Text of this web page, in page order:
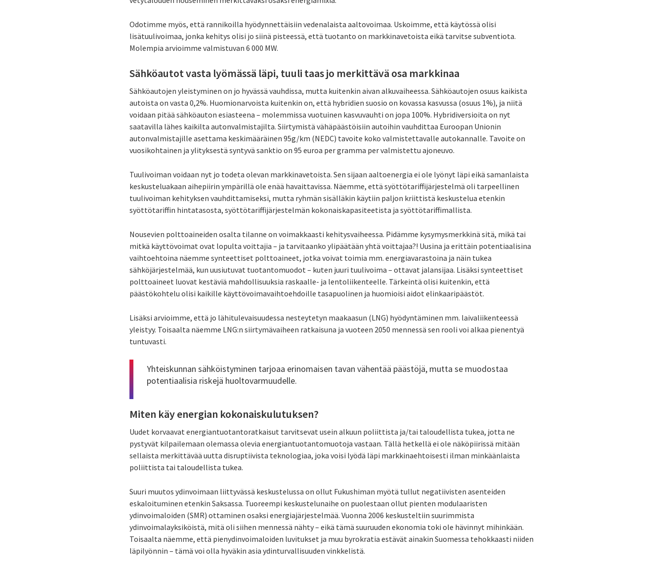
Odotimme myös, että rannikoilla hyödynnettäisiin vedenalaista aaltovoimaa. Uskoimme, että käytössä olisi
lisätuulivoimaa, jonka kehitys olisi jo siinä pisteessä, että tuotanto on markkinavetoista eikä tarvitse subventiota.
Molempia arvioimme valmistuvan 6 000 MW.
Sähköautot vasta lyömässä läpi, tuuli taas jo merkittävä osa markkinaa
Sähköautojen yleistyminen on jo hyvässä vauhdissa, mutta kuitenkin aivan alkuvaiheessa. Sähköautojen osuus kaikista
autoista on vasta 0,2%. Huomionarvoista kuitenkin on, että hybridien suosio on kovassa kasvussa (osuus 1%), ja niitä
voidaan pitää sähköauton esiasteena – molemmissa vuotuinen kasvuvauhti on jopa 100%. Hybridiversioita on nyt
saatavilla lähes kaikilta autonvalmistajilta. Siirtymistä vähäpäästöisiin autoihin vauhdittaa Euroopan Unionin
autonvalmistajille asettama keskimääräinen 95g/km (NEDC) tavoite koko valmistettavalle autokannalle. Tavoite on
vuosikohtainen ja ylityksestä syntyvä sanktio on 95 euroa per gramma per valmistettu ajoneuvo.
Tuulivoiman voidaan nyt jo todeta olevan markkinavetoista. Sen sijaan aaltoenergia ei ole lyönyt läpi eikä samanlaista
keskusteluakaan aihepiirin ympärillä ole enää havaittavissa. Näemme, että syöttötariffijärjestelmä oli tarpeellinen
tuulivoiman kehityksen vauhdittamiseksi, mutta ryhmän sisälläkin käytiin paljon kriittistä keskustelua etenkin
syöttötariffin hintatasosta, syöttötariffijärjestelmän kokonaiskapasiteetista ja syöttötariffimallista.
Nousevien polttoaineiden osalta tilanne on voimakkaasti kehitysvaiheessa. Pidämme kysymysmerkkinä sitä, mikä tai
mitkä käyttövoimat ovat lopulta voittajia – ja tarvitaanko ylipäätään yhtä voittajaa?! Uusina ja erittäin potentiaalisina
vaihtoehtoina näemme synteettiset polttoaineet, jotka voivat toimia mm. energiavarastoina ja näin tukea
sähköjärjestelmää, kun uusiutuvat tuotantomuodot – kuten juuri tuulivoima – ottavat jalansijaa. Lisäksi synteettiset
polttoaineet luovat kestäviä mahdollisuuksia raskaalle- ja lentoliikenteelle. Tärkeintä olisi kuitenkin, että
päästökohtelu olisi kaikille käyttövoimavaihtoehdoille tasapuolinen ja huomioisi aidot elinkaaripäästöt.
Lisäksi arvioimme, että jo lähitulevaisuudessa nesteytetyn maakaasun (LNG) hyödyntäminen mm. laivaliikenteessä
yleistyy. Toisaalta näemme LNG:n siirtymävaiheen ratkaisuna ja vuoteen 2050 mennessä sen rooli voi alkaa pienentyä
tuntuvasti.
Yhteiskunnan sähköistyminen tarjoaa erinomaisen tavan vähentää päästöjä, mutta se muodostaa
potentiaalisia riskejä huoltovarmuudelle.
Miten käy energian kokonaiskulutuksen?
Uudet korvaavat energiantuotantoratkaisut tarvitsevat usein alkuun poliittista ja/tai taloudellista tukea, jotta ne
pystyvät kilpailemaan olemassa olevia energiantuotantomuotoja vastaan. Tällä hetkellä ei ole näköpiirissä mitään
sellaista merkittävää uutta disruptiivista teknologiaa, joka voisi lyödä läpi markkinaehtoisesti ilman minkäänlaista
poliittista tai taloudellista tukea.
Suuri muutos ydinvoimaan liittyvässä keskustelussa on ollut Fukushiman myötä tullut negatiivisten asenteiden
eskaloituminen etenkin Saksassa. Tuoreempi keskustelunaihe on puolestaan ollut pienten modulaaristen
ydinvoimaloiden (SMR) ottaminen osaksi energiajärjestelmää. Vuonna 2006 keskusteltiin suurimmista
ydinvoimalayksiköistä, mitä oli siihen mennessä nähty – eikä tämä suuruuden ekonomia toki ole hävinnyt mihinkään.
Toisaalta näemme, että pienydinvoimaloiden luvitukset ja muu byrokratia estävät ainakin Suomessa tehokkaasti niiden
läpilyönnin – tämä voi olla hyväkin asia ydinturvallisuuden vinkkelistä.